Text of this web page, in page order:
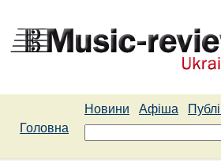
Новини Афіша
Головна